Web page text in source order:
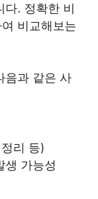
다. 정확한 비
비교해보는
음과 같은 사
리 등)
생 가능성